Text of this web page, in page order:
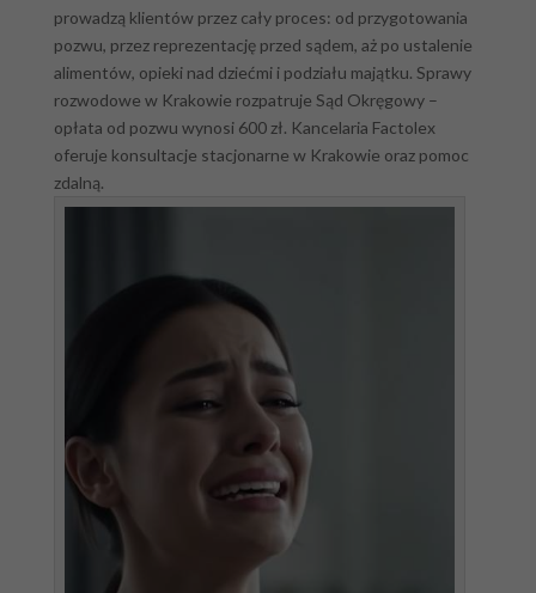
prowadzą klientów przez cały proces: od przygotowania
pozwu, przez reprezentację przed sądem, aż po ustalenie
alimentów, opieki nad dziećmi i podziału majątku. Sprawy
rozwodowe w Krakowie rozpatruje Sąd Okręgowy –
opłata od pozwu wynosi 600 zł. Kancelaria Factolex
oferuje konsultacje stacjonarne w Krakowie oraz pomoc
zdalną.